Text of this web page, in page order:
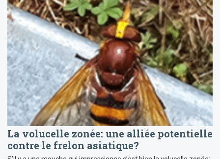
La volucelle zonée: une alliée potentielle
contre le frelon asiatique?